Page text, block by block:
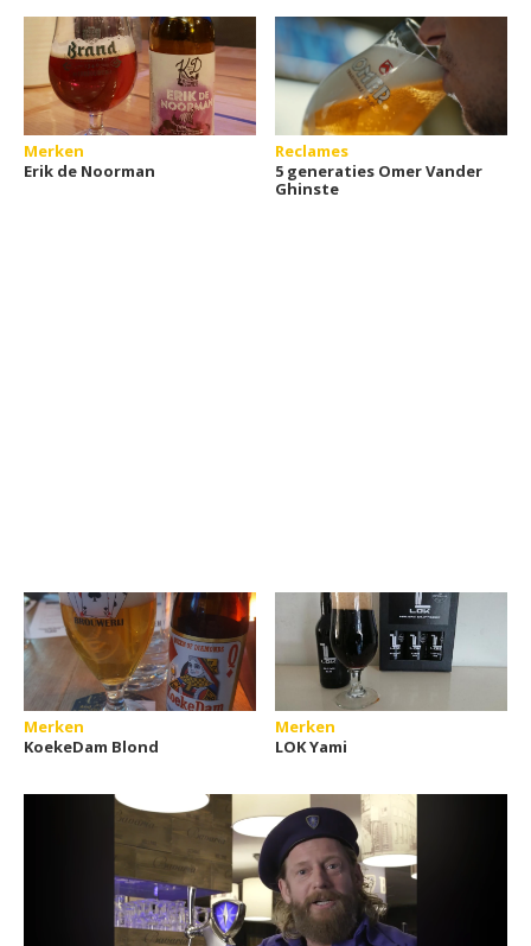
Merken
Erik de Noorman
Reclames
5 generaties Omer Vander
Ghinste
Merken
KoekeDam Blond
Merken
LOK Yami